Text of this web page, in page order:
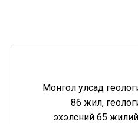
Монгол улсад
86 жил,
эхэлсний 65